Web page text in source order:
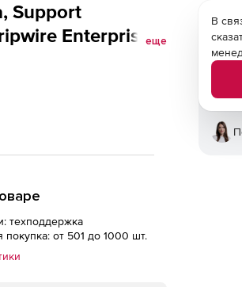
Support
Enterpriseеще
техподдержка
от 501 до 1000 шт.
В